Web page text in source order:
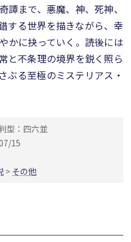
譚まで、悪魔、神、死神、
する世界を描きながら、幸
かに抉っていく。読後には
と不条理の境界を鋭く照ら
ぶる至極のミステリアス・
型：四六並
15
> その他